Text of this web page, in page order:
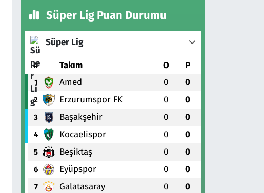
Süper Lig Puan Durumu
Süper Lig
# Takım O P
1 Amed 0 0
2 Erzurumspor FK 0 0
3 Başakşehir 0 0
4 Kocaelispor 0 0
5 Beşiktaş 0 0
6 Eyüpspor 0 0
7 Galatasaray 0 0